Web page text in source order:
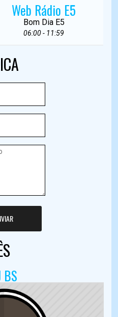
Web Rádio E5
Bom Dia E5
06:00 - 11:59
BS